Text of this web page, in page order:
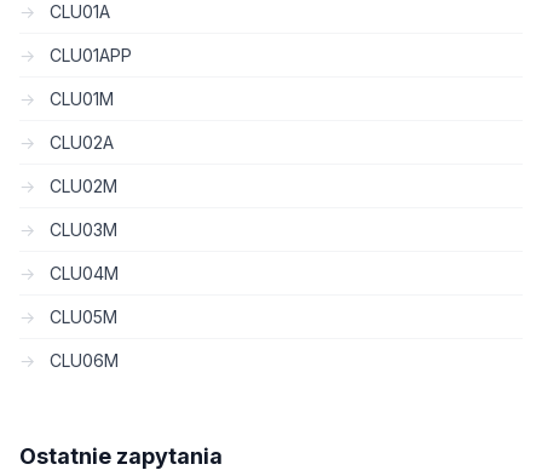
CLU01A
CLU01APP
CLU01M
CLU02A
CLU02M
CLU03M
CLU04M
CLU05M
CLU06M
Ostatnie zapytania